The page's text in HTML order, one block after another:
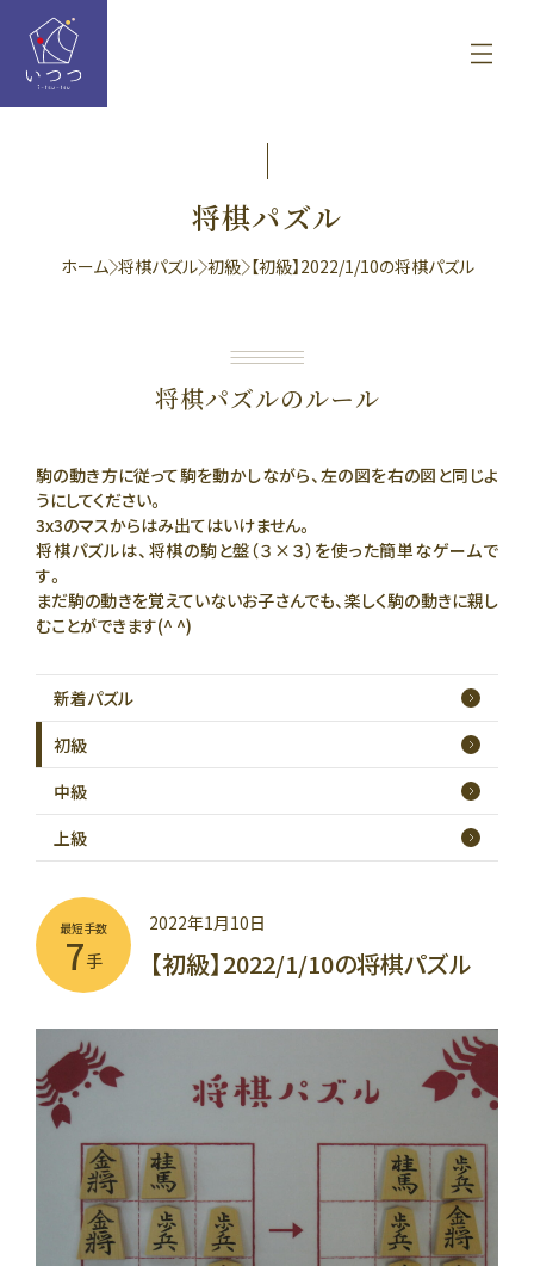
将棋パズル
ホーム 将棋パズル 初級 【初級】2022/1/10の将棋パズル
将棋パズルのルール
駒の動き方に従って駒を動かしながら、左の図を右の図と同じよ
うにしてください。
3x3のマスからはみ出てはいけません。
将棋パズルは、将棋の駒と盤（３×３）を使った簡単なゲームで
す。
まだ駒の動きを覚えていないお子さんでも、楽しく駒の動きに親し
むことができます(^ ^)
新着パズル
初級
中級
上級
最短手数
7手
2022年1月10日
【初級】2022/1/10の将棋パズル